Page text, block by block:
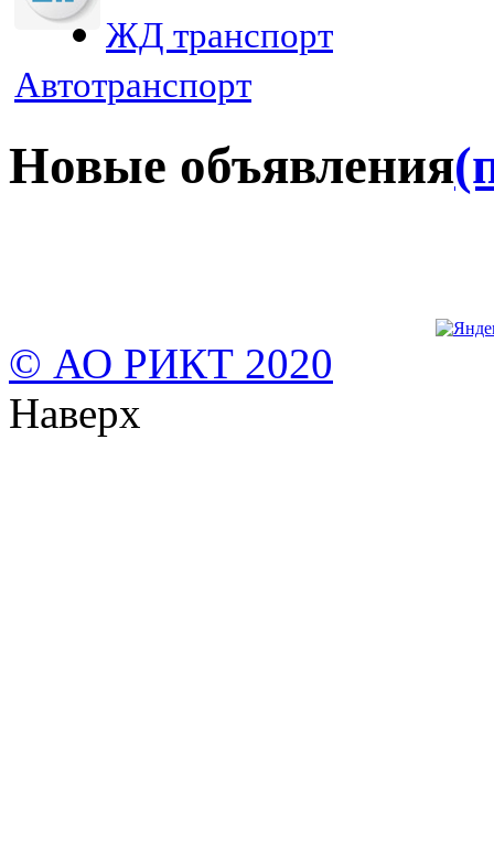
ЖД транспорт
Автотранспорт
Новые объявления
© АО РИКТ 2020
Наверх